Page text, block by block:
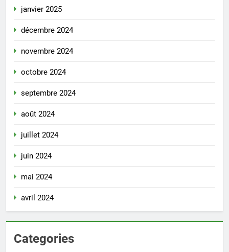
janvier 2025
décembre 2024
novembre 2024
octobre 2024
septembre 2024
août 2024
juillet 2024
juin 2024
mai 2024
avril 2024
Categories